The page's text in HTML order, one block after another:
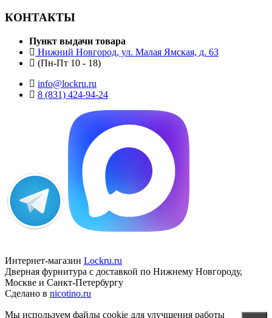
КОНТАКТЫ
Пункт выдачи товара
Нижний Новгород, ул. Малая Ямская, д. 63
(Пн-Пт 10 - 18)
info@lockru.ru
8 (831) 424-94-24
Интернет-магазин Lockru.ru
Дверная фурнитура с доставкой по Нижнему Новгороду,
Москве и Санкт-Петербургу
Сделано в nicotino.ru
Мы используем файлы cookie для улучшения работы